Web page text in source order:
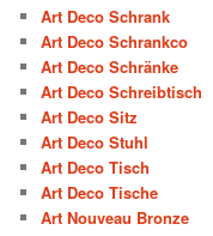
Art Deco Schrank
Art Deco Schrankco
Art Deco Schränke
Art Deco Schreibtisch
Art Deco Sitz
Art Deco Stuhl
Art Deco Tisch
Art Deco Tische
Art Nouveau Bronze